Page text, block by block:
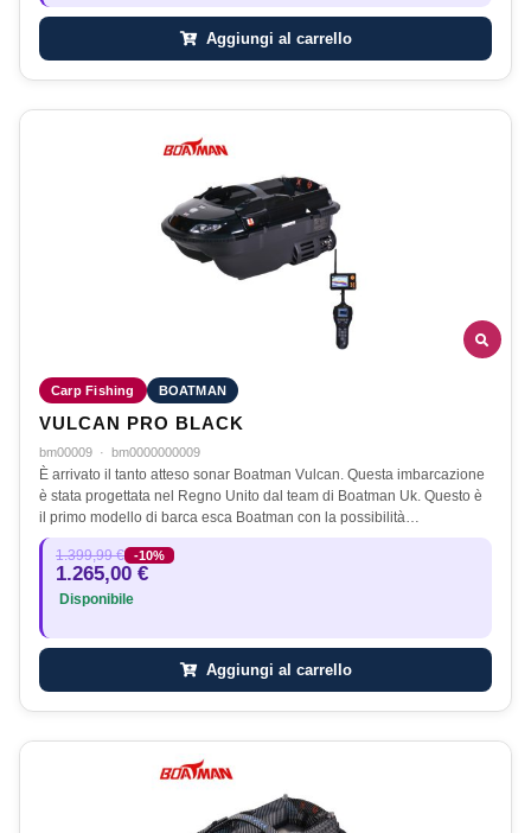
Aggiungi al carrello
Carp Fishing BOATMAN
VULCAN PRO BLACK
bm00009 · bm0000000009
È arrivato il tanto atteso sonar Boatman Vulcan. Questa imbarcazione
è stata progettata nel Regno Unito dal team di Boatman Uk. Questo è
il primo modello di barca esca Boatman con la possibilità…
1.399,99 € -10%
1.265,00 €
Disponibile
Aggiungi al carrello